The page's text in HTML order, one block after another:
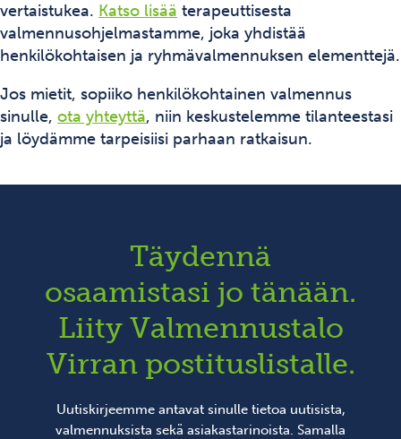
vertaistukea. Katso lisää terapeuttisesta
valmennusohjelmastamme, joka yhdistää
henkilökohtaisen ja ryhmävalmennuksen elementtejä.
Jos mietit, sopiiko henkilökohtainen valmennus
sinulle, ota yhteyttä, niin keskustelemme tilanteestasi
ja löydämme tarpeisiisi parhaan ratkaisun.
Täydennä
osaamistasi jo tänään.
Liity Valmennustalo
Virran postituslistalle.
Uutiskirjeemme antavat sinulle tietoa uutisista,
valmennuksista sekä asiakastarinoista. Samalla